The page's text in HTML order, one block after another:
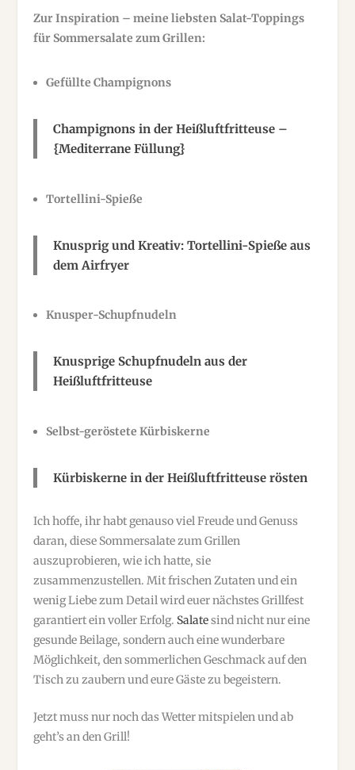
Zur Inspiration – meine liebsten Salat-Toppings
für Sommersalate zum Grillen:
Gefüllte Champignons
Champignons in der Heißluftfritteuse –
{Mediterrane Füllung}
Tortellini-Spieße
Knusprig und Kreativ: Tortellini-Spieße aus
dem Airfryer
Knusper-Schupfnudeln
Knusprige Schupfnudeln aus der
Heißluftfritteuse
Selbst-geröstete Kürbiskerne
Kürbiskerne in der Heißluftfritteuse rösten
Ich hoffe, ihr habt genauso viel Freude und Genuss
daran, diese Sommersalate zum Grillen
auszuprobieren, wie ich hatte, sie
zusammenzustellen. Mit frischen Zutaten und ein
wenig Liebe zum Detail wird euer nächstes Grillfest
garantiert ein voller Erfolg. Salatesind nicht nur eine
gesunde Beilage, sondern auch eine wunderbare
Möglichkeit, den sommerlichen Geschmack auf den
Tisch zu zaubern und eure Gäste zu begeistern.
Jetzt muss nur noch das Wetter mitspielen und ab
geht’s an den Grill!